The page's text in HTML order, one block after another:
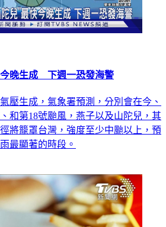
晚生成 下週一恐發海警
壓生成，氣象署預測，分別會在今、
和第18號颱風，燕子以及山陀兒，其
將籠罩台灣，強度至少中颱以上，預
最顯著的時段。